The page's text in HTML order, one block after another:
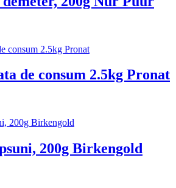
de consum 2.5kg Pronat
200g Birkengold